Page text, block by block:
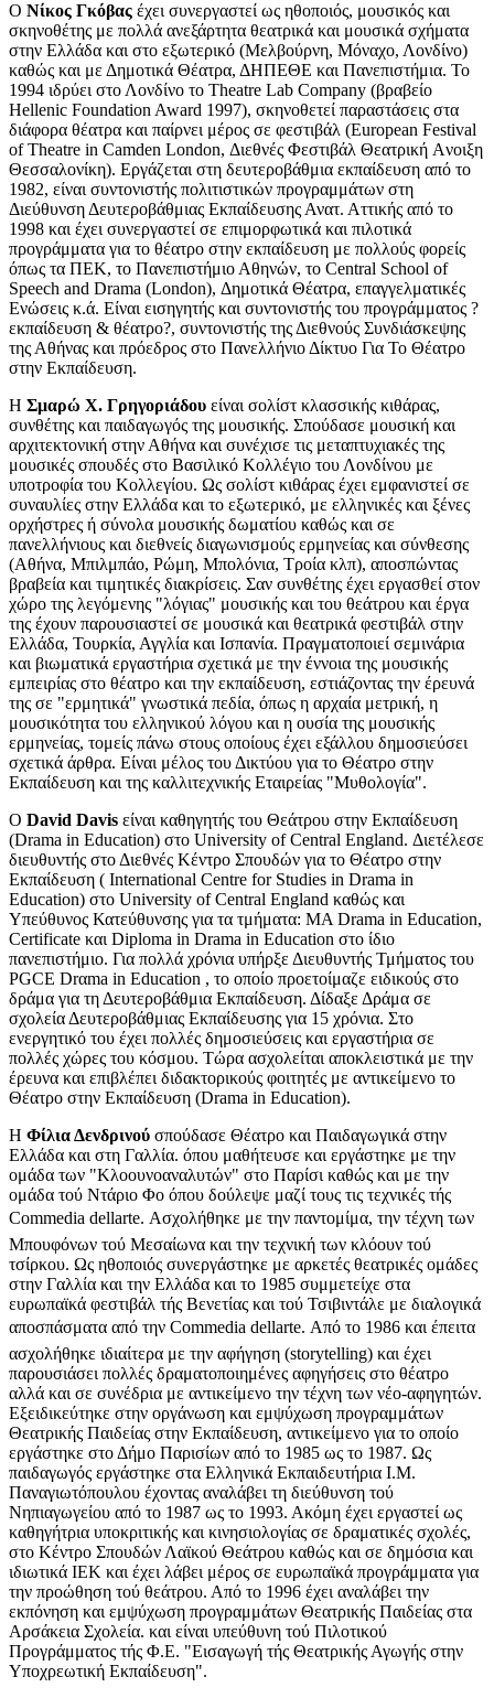
Ο Νίκος Γκόβας έχει συνεργαστεί ως ηθοποιός, μουσικός και
σκηνοθέτης με πολλά ανεξάρτητα θεατρικά και μουσικά σχήματα
στην Ελλάδα και στο εξωτερικό (Μελβούρνη, Μόναχο, Λονδίνο)
καθώς και με Δημοτικά Θέατρα, ΔΗΠΕΘΕ και Πανεπιστήμια. Το
1994 ιδρύει στο Λονδίνο το Theatre Lab Company (βραβείο
Hellenic Foundation Award 1997), σκηνοθετεί παραστάσεις στα
διάφορα θέατρα και παίρνει μέρος σε φεστιβάλ (European Festival
of Theatre in Camden London, Διεθνές Φεστιβάλ Θεατρική Aνοιξη
Θεσσαλονίκη). Εργάζεται στη δευτεροβάθμια εκπαίδευση από το
1982, είναι συντονιστής πολιτιστικών προγραμμάτων στη
Διεύθυνση Δευτεροβάθμιας Εκπαίδευσης Ανατ. Αττικής από το
1998 και έχει συνεργαστεί σε επιμορφωτικά και πιλοτικά
προγράμματα για το θέατρο στην εκπαίδευση με πολλούς φορείς
όπως τα ΠΕΚ, το Πανεπιστήμιο Αθηνών, το Central School of
Speech and Drama (London), Δημοτικά Θέατρα, επαγγελματικές
Ενώσεις κ.ά. Είναι εισηγητής και συντονιστής του προγράμματος ?
εκπαίδευση & θέατρο?, συντονιστής της Διεθνούς Συνδιάσκεψης
της Αθήνας και πρόεδρος στο Πανελλήνιο Δίκτυο Για Το Θέατρο
στην Εκπαίδευση.
H Σμαρώ Χ. Γρηγοριάδου είναι σολίστ κλασσικής κιθάρας,
συνθέτης και παιδαγωγός της μουσικής. Σπούδασε μουσική και
αρχιτεκτονική στην Αθήνα και συνέχισε τις μεταπτυχιακές της
μουσικές σπουδές στο Βασιλικό Κολλέγιο του Λονδίνου με
υποτροφία του Κολλεγίου. Ως σολίστ κιθάρας έχει εμφανιστεί σε
συναυλίες στην Ελλάδα και το εξωτερικό, με ελληνικές και ξένες
ορχήστρες ή σύνολα μουσικής δωματίου καθώς και σε
πανελλήνιους και διεθνείς διαγωνισμούς ερμηνείας και σύνθεσης
(Αθήνα, Μπιλμπάο, Ρώμη, Μπολόνια, Τροία κλπ), αποσπώντας
βραβεία και τιμητικές διακρίσεις. Σαν συνθέτης έχει εργασθεί στον
χώρο της λεγόμενης "λόγιας" μουσικής και του θεάτρου και έργα
της έχουν παρουσιαστεί σε μουσικά και θεατρικά φεστιβάλ στην
Ελλάδα, Τουρκία, Αγγλία και Ισπανία. Πραγματοποιεί σεμινάρια
και βιωματικά εργαστήρια σχετικά με την έννοια της μουσικής
εμπειρίας στο θέατρο και την εκπαίδευση, εστιάζοντας την έρευνά
της σε "ερμητικά" γνωστικά πεδία, όπως η αρχαία μετρική, η
μουσικότητα του ελληνικού λόγου και η ουσία της μουσικής
ερμηνείας, τομείς πάνω στους οποίους έχει εξάλλου δημοσιεύσει
σχετικά άρθρα. Είναι μέλος του Δικτύου για το Θέατρο στην
Εκπαίδευση και της καλλιτεχνικής Εταιρείας "Μυθολογία".
Ο David Davis είναι καθηγητής του Θεάτρου στην Εκπαίδευση
(Drama in Education) στο University of Central England. Διετέλεσε
διευθυντής στο Διεθνές Κέντρο Σπουδών για το Θέατρο στην
Εκπαίδευση ( International Centre for Studies in Drama in
Education) στο University of Central England καθώς και
Υπεύθυνος Κατεύθυνσης για τα τμήματα: ΜΑ Drama in Education,
Certificate και Diploma in Drama in Education στο ίδιο
πανεπιστήμιο. Για πολλά χρόνια υπήρξε Διευθυντής Τμήματος του
PGCE Drαma in Education , το οποίο προετοίμαζε ειδικούς στο
δράμα για τη Δευτεροβάθμια Εκπαίδευση. Δίδαξε Δράμα σε
σχολεία Δευτεροβάθμιας Εκπαίδευσης για 15 χρόνια. Στο
ενεργητικό του έχει πολλές δημοσιεύσεις και εργαστήρια σε
πολλές χώρες του κόσμου. Τώρα ασχολείται αποκλειστικά με την
έρευνα και επιβλέπει διδακτορικούς φοιτητές με αντικείμενο το
Θέατρο στην Εκπαίδευση (Drama in Education).
Η Φίλια Δενδρινού σπούδασε Θέατρο και Παιδαγωγικά στην
Ελλάδα και στη Γαλλία. όπου μαθήτευσε και εργάστηκε με την
ομάδα των "Κλοουνοαναλυτών" στο Παρίσι καθώς και με την
ομάδα τού Ντάριο Φο όπου δούλεψε μαζί τους τις τεχνικές τής
Commedia dellarte. Ασχολήθηκε με την παντομίμα, την τέχνη των
Μπουφόνων τού Μεσαίωνα και την τεχνική των κλόουν τού
τσίρκου. Ως ηθοποιός συνεργάστηκε με αρκετές θεατρικές ομάδες
στην Γαλλία και την Ελλάδα και το 1985 συμμετείχε στα
ευρωπαϊκά φεστιβάλ τής Βενετίας και τού Τσιβιντάλε με διαλογικά
αποσπάσματα από την Commedia dellarte. Από το 1986 και έπειτα
ασχολήθηκε ιδιαίτερα με την αφήγηση (storytelling) και έχει
παρουσιάσει πολλές δραματοποιημένες αφηγήσεις στο θέατρο
αλλά και σε συνέδρια με αντικείμενο την τέχνη των νέο-αφηγητών.
Εξειδικεύτηκε στην οργάνωση και εμψύχωση προγραμμάτων
Θεατρικής Παιδείας στην Εκπαίδευση, αντικείμενο για το οποίο
εργάστηκε στο Δήμο Παρισίων από το 1985 ως το 1987. Ως
παιδαγωγός εργάστηκε στα Ελληνικά Εκπαιδευτήρια Ι.Μ.
Παναγιωτόπουλου έχοντας αναλάβει τη διεύθυνση τού
Νηπιαγωγείου από το 1987 ως το 1993. Ακόμη έχει εργαστεί ως
καθηγήτρια υποκριτικής και κινησιολογίας σε δραματικές σχολές,
στο Κέντρο Σπουδών Λαϊκού Θεάτρου καθώς και σε δημόσια και
ιδιωτικά ΙΕΚ και έχει λάβει μέρος σε ευρωπαϊκά προγράμματα για
την προώθηση τού θεάτρου. Από το 1996 έχει αναλάβει την
εκπόνηση και εμψύχωση προγραμμάτων Θεατρικής Παιδείας στα
Αρσάκεια Σχολεία. και είναι υπεύθυνη τού Πιλοτικού
Προγράμματος τής Φ.Ε. "Εισαγωγή τής Θεατρικής Αγωγής στην
Υποχρεωτική Εκπαίδευση".